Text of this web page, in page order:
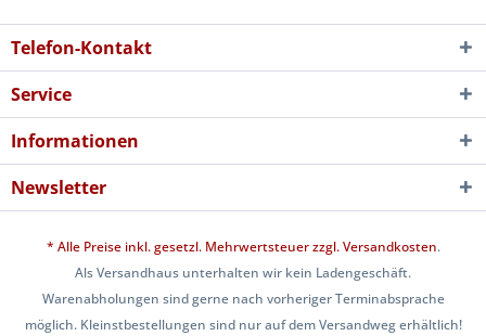
Telefon-Kontakt
Service
Informationen
Newsletter
* Alle Preise inkl. gesetzl. Mehrwertsteuer zzgl.Versandkosten.
Als Versandhaus unterhalten wir kein Ladengeschäft.
Warenabholungen sind gerne nach vorheriger Terminabsprache
möglich. Kleinstbestellungen sind nur auf dem Versandweg erhältlich!